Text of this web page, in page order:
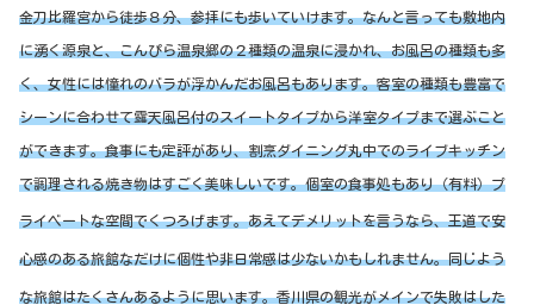
金刀比羅宮から徒歩８分、参拝にも歩いていけます。なんと言っても敷地内
に湧く源泉と、こんぴら温泉郷の２種類の温泉に浸かれ、お風呂の種類も多
く、女性には憧れのバラが浮かんだお風呂もあります。客室の種類も豊富で
シーンに合わせて露天風呂付のスイートタイプから洋室タイプまで選ぶこと
ができます。食事にも定評があり、割烹ダイニング丸中でのライブキッチン
で調理される焼き物はすごく美味しいです。個室の食事処もあり（有料）プ
ライベートな空間でくつろげます。あえてデメリットを言うなら、王道で安
心感のある旅館なだけに個性や非日常感は少ないかもしれません。同じよう
な旅館はたくさんあるように思います。香川県の観光がメインで失敗はした